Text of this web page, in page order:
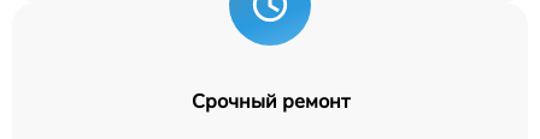
Срочный ремонт